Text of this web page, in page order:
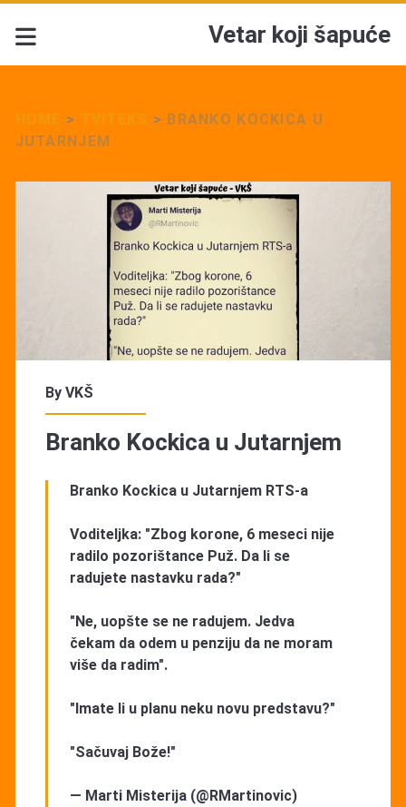
Vetar koji šapuće
> > BRANKO KOCKICA U
JUTARNJEM
By VKŠ
Branko Kockica u Jutarnjem
Branko Kockica u Jutarnjem RTS-a
Voditeljka: "Zbog korone, 6 meseci nije
radilo pozorištance Puž. Da li se
radujete nastavku rada?"
"Ne, uopšte se ne radujem. Jedva
čekam da odem u penziju da ne moram
više da radim".
"Imate li u planu neku novu predstavu?"
"Sačuvaj Bože!"
— Marti Misterija (@RMartinovic)